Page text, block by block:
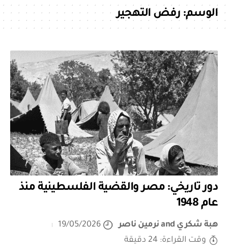
الوسم:رفض التهجير
دور تاريخي: مصر والقضية الفلسطينية منذ
عام 1948
هبة شكريand نرمين ناصر
19/05/2026
وقت القراءة: 24 دقيقة